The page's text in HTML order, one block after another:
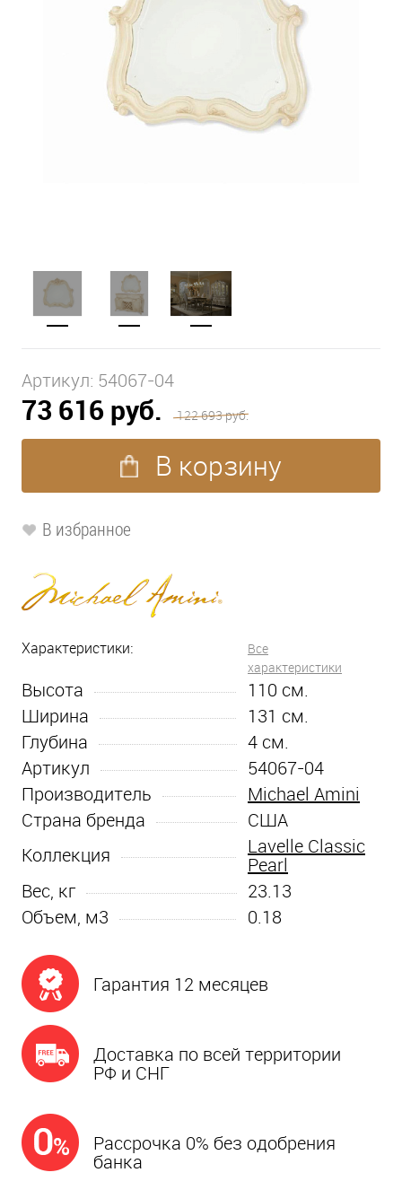
Артикул: 54067-04
73 616 руб. 122 693 руб.
В корзину
В избранное
Характеристики:
Все
характеристики
Высота 110 см.
Ширина
131 см.
Глубина
4 см.
Артикул
54067-04
Производитель
Michael Amini
Страна бренда
США
Коллекция
Lavelle Classic
Pearl
Вес, кг
23.13
Объем, м3
0.18
Гарантия 12 месяцев
Доставка по всей территории
РФ и СНГ
Рассрочка 0% без одобрения
банка